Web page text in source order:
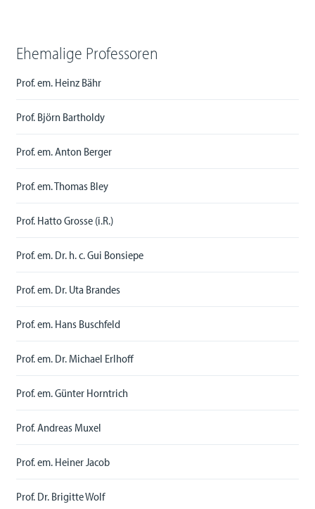
Ehemalige Professoren
Prof. em. Heinz Bähr
Prof. Björn Bartholdy
Prof. em. Anton Berger
Prof. em. Thomas Bley
Prof. Hatto Grosse (i.R.)
Prof. em. Dr. h. c. Gui Bonsiepe
Prof. em. Dr. Uta Brandes
Prof. em. Hans Buschfeld
Prof. em. Dr. Michael Erlhoff
Prof. em. Günter Horntrich
Prof. Andreas Muxel
Prof. em. Heiner Jacob
Prof. Dr. Brigitte Wolf